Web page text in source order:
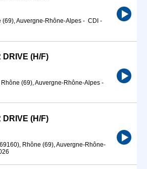
Auvergne-Rhône-Alpes - CDI -
DRIVE (H/F)
(69), Auvergne-Rhône-Alpes -
DRIVE (H/F)
Rhône (69), Auvergne-Rhône-